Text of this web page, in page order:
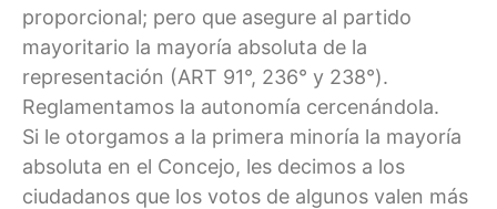
proporcional; pero que asegure al partido
mayoritario la mayoría absoluta de la
representación (ART 91°, 236° y 238°).
Reglamentamos la autonomía cercenándola.
Si le otorgamos a la primera minoría la mayoría
absoluta en el Concejo, les decimos a los
ciudadanos que los votos de algunos valen más